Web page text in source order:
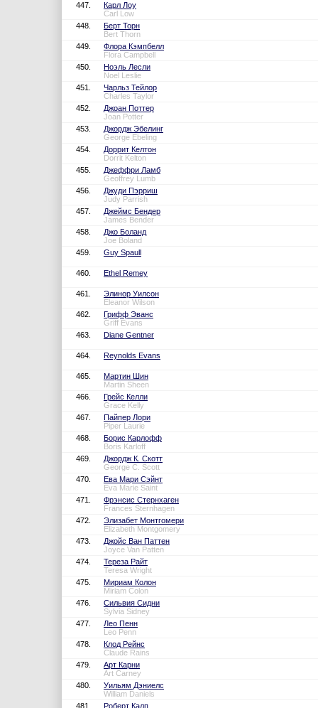
447.
Карл Лоу
Carl Low
448.
Берт Торн
Bert Thorn
449.
Флора Кэмпбелл
Flora Campbell
450.
Ноэль Лесли
Noel Leslie
451.
Чарльз Тейлор
Charles Taylor
452.
Джоан Поттер
Joan Potter
453.
Джордж Эбелинг
George Ebeling
454.
Доррит Келтон
Dorrit Kelton
455.
Джеффри Ламб
Geoffrey Lumb
456.
Джуди Пэрриш
Judy Parrish
457.
Джеймс Бендер
James Bender
458.
Джо Боланд
Joe Boland
459.
Guy Spaull
460. Ethel Remey
461.
Элинор Уилсон
Eleanor Wilson
462.
Грифф Эванс
Griff Evans
463.
Diane Gentner
464. Reynolds Evans
465.
Мартин Шин
Martin Sheen
466.
Грейс Келли
Grace Kelly
467.
Пайпер Лори
Piper Laurie
468.
Борис Карлофф
Boris Karloff
469.
Джордж К. Скотт
George C. Scott
470.
Ева Мари Сэйнт
Eva Marie Saint
471.
Фрэнсис Стернхаген
Frances Sternhagen
472.
Элизабет Монтгомери
Elizabeth Montgomery
473.
Джойс Ван Паттен
Joyce Van Patten
474.
Тереза Райт
Teresa Wright
475.
Мириам Колон
Miriam Colon
476.
Сильвия Сидни
Sylvia Sidney
477.
Лео Пенн
Leo Penn
478.
Клод Рейнс
Claude Rains
479.
Арт Карни
Art Carney
480.
Уильям Дэниелс
William Daniels
481.
Роберт Калп